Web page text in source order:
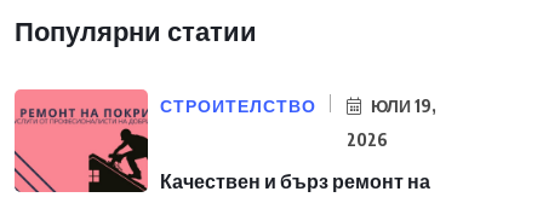
Популярни статии
СТРОИТЕЛСТВО
ЮЛИ 19,
2026
Качествен и бърз ремонт на